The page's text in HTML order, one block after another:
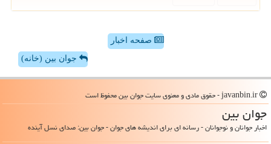
صفحه اخبار
جوان بین (خانه)
جوان بین
اخبار جوانان و نوجوانان - رسانه ای برای اندیشه های جوان - جوان بین: صدای نسل آینده